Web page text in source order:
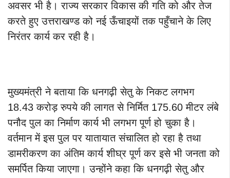
अवसर भी है। राज्य सरकार विकास की गति को और तेज
करते हुए उत्तराखण्ड को नई ऊँचाइयों तक पहुँचाने के लिए
निरंतर कार्य कर रही है।
मुख्यमंत्री ने बताया कि धनगढ़ी सेतु के निकट लगभग
18.43 करोड़ रुपये की लागत से निर्मित 175.60 मीटर लंबे
पनौद पुल का निर्माण कार्य भी लगभग पूर्ण हो चुका है।
वर्तमान में इस पुल पर यातायात संचालित हो रहा है तथा
डामरीकरण का अंतिम कार्य शीघ्र पूर्ण कर इसे भी जनता को
समर्पित किया जाएगा। उन्होंने कहा कि धनगढ़ी सेतु और